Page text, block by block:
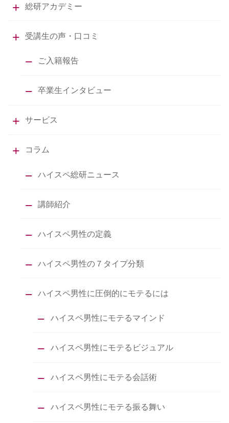
総研アカデミー
受講生の声・口コミ
ご入籍報告
卒業生インタビュー
サービス
コラム
ハイスペ総研ニュース
講師紹介
ハイスペ男性の定義
ハイスペ男性の７タイプ分類
ハイスペ男性に圧倒的にモテるには
ハイスペ男性にモテるマインド
ハイスペ男性にモテるビジュアル
ハイスペ男性にモテる会話術
ハイスペ男性にモテる振る舞い